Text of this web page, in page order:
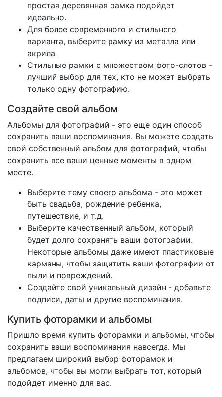
простая деревянная рамка подойдет
идеально.
Для более современного и стильного
варианта, выберите рамку из металла или
акрила.
Стильные рамки с множеством фото-слотов -
лучший выбор для тех, кто не может выбрать
только одну фотографию.
Создайте свой альбом
Альбомы для фотографий - это еще один способ
сохранить ваши воспоминания. Вы можете создать
свой собственный альбом для фотографий, чтобы
сохранить все ваши ценные моменты в одном
месте.
Выберите тему своего альбома - это может
быть свадьба, рождение ребенка,
путешествие, и т.д.
Выберите качественный альбом, который
будет долго сохранять ваши фотографии.
Некоторые альбомы даже имеют пластиковые
карманы, чтобы защитить ваши фотографии от
пыли и повреждений.
Создайте свой уникальный дизайн - добавьте
подписи, даты и другие воспоминания.
Купить фоторамки и альбомы
Пришло время купить фоторамки и альбомы, чтобы
сохранить ваши воспоминания навсегда. Мы
предлагаем широкий выбор фоторамок и
альбомов, чтобы вы могли выбрать тот, который
подойдет именно для вас.